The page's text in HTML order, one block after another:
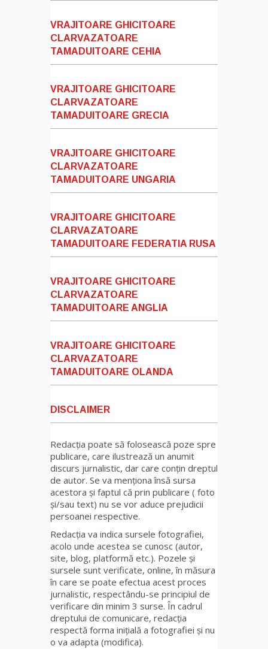
VRAJITOARE GHICITOARE
CLARVAZATOARE
TAMADUITOARE CEHIA
VRAJITOARE GHICITOARE
CLARVAZATOARE
TAMADUITOARE GRECIA
VRAJITOARE GHICITOARE
CLARVAZATOARE
TAMADUITOARE UNGARIA
VRAJITOARE GHICITOARE
CLARVAZATOARE
TAMADUITOARE FEDERATIA RUSA
VRAJITOARE GHICITOARE
CLARVAZATOARE
TAMADUITOARE ANGLIA
VRAJITOARE GHICITOARE
CLARVAZATOARE
TAMADUITOARE OLANDA
DISCLAIMER
Redacția poate să folosească poze spre
publicare, care ilustrează un anumit
discurs jurnalistic, dar care conțin dreptul
de autor. Se va menționa însă sursa
acestora și faptul că prin publicare ( foto
și/sau text) nu se vor aduce prejudicii
persoanei respective.
Redacția va indica sursele fotografiei,
acolo unde acestea se cunosc (autor,
site, blog, platformă etc.). Pozele și
sursele sunt verificate, online, în măsura
în care se poate efectua acest proces
jurnalistic, respectându-se principiul de
verificare din minim 3 surse. În cadrul
dreptului de comunicare, redacția
respectă forma inițială a fotografiei și nu
o va adapta (modifica).